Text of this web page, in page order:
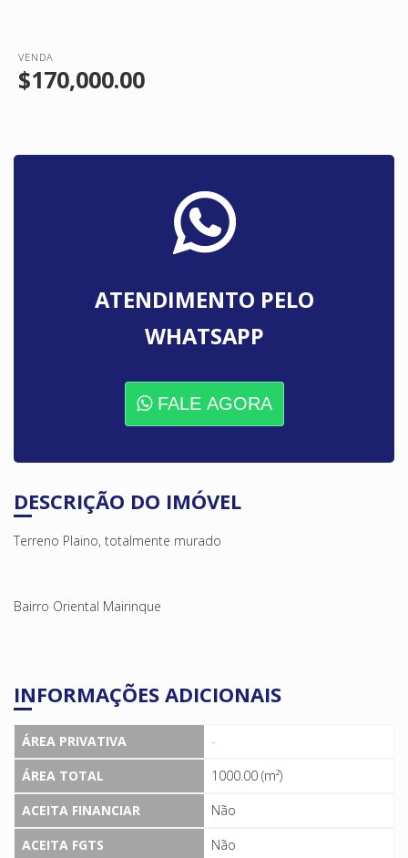
VENDA
$170,000.00
ATENDIMENTO PELO
WHATSAPP
FALE AGORA
DESCRIÇÃO DO IMÓVEL
Terreno Plaino, totalmente murado
Bairro Oriental Mairinque
INFORMAÇÕES ADICIONAIS
ÁREA PRIVATIVA -
ÁREA TOTAL
1000.00 (m²)
ACEITA FINANCIAR
Não
ACEITA FGTS
Não